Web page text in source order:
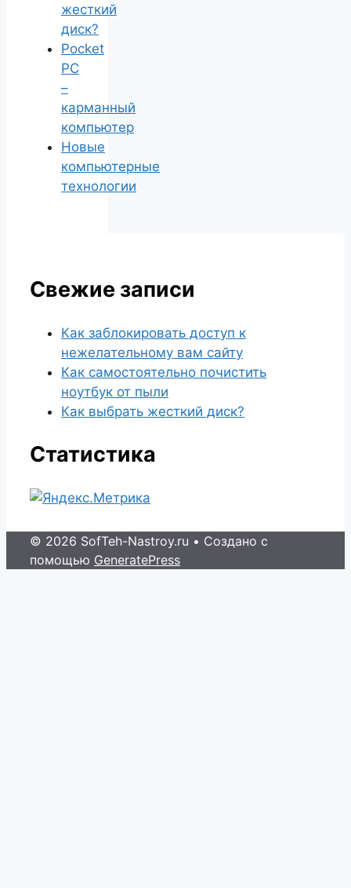
жесткий
диск?
Pocket
PC
–
карманный
компьютер
Новые
компьютерные
технологии
Свежие записи
Как заблокировать доступ к
нежелательному вам сайту
Как самостоятельно почистить
ноутбук от пыли
Как выбрать жесткий диск?
Статистика
© 2026 SofTeh-Nastroy.ru • Создано с
помощью GeneratePress